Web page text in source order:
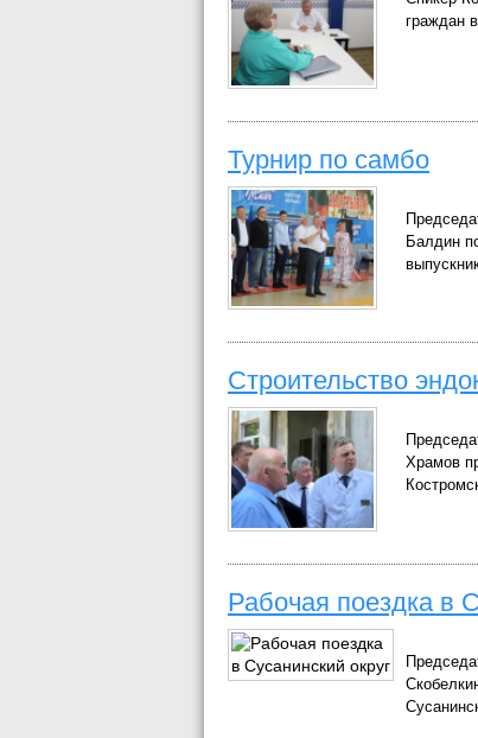
граждан
Турнир по самбо
Балдин
Строительство
Храмов
Рабочая поездка в